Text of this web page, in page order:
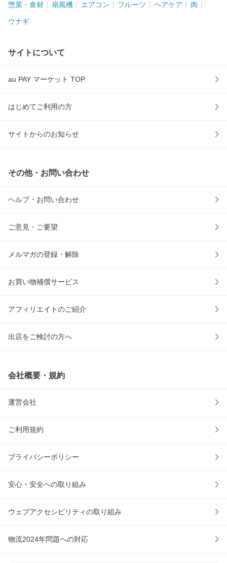
惣菜・食材 扇風機 エアコン フルーツ ヘアケア 肉
ウナギ
サイトについて
au PAY マーケット TOP
はじめてご利用の方
サイトからのお知らせ
その他・お問い合わせ
ヘルプ・お問い合わせ
ご意見・ご要望
メルマガの登録・解除
お買い物補償サービス
アフィリエイトのご紹介
出店をご検討の方へ
会社概要・規約
運営会社
ご利用規約
プライバシーポリシー
安心・安全への取り組み
ウェブアクセシビリティの取り組み
物流2024年問題への対応